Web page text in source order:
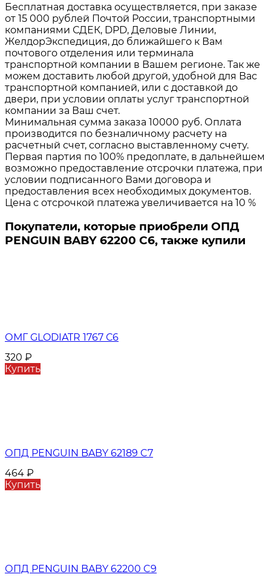
Бесплатная доставка осуществляется, при заказе
от 15 000 рублей Почтой России, транспортными
компаниями СДЕК, DPD, Деловые Линии,
ЖелдорЭкспедиция, до ближайшего к Вам
почтового отделения или терминала
транспортной компании в Вашем регионе. Так же
можем доставить любой другой, удобной для Вас
транспортной компанией, или с доставкой до
двери, при условии оплаты услуг транспортной
компании за Ваш счет.
Минимальная сумма заказа 10000 руб. Оплата
производится по безналичному расчету на
расчетный счет, согласно выставленному счету.
Первая партия по 100% предоплате, в дальнейшем
возможно предоставление отсрочки платежа, при
условии подписанного Вами договора и
предоставления всех необходимых документов.
Цена с отсрочкой платежа увеличивается на 10 %
Покупатели, которые приобрели ОПД
PENGUIN BABY 62200 C6, также купили
ОМГ GLODIATR 1767 С6
320 ₽
Купить
ОПД PENGUIN BABY 62189 C7
464 ₽
Купить
ОПД PENGUIN BABY 62200 C9